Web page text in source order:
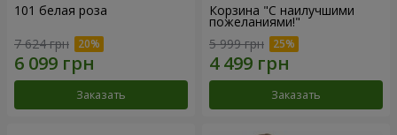
101 белая роза
7 624 грн
Заказать
Корзина "С наилучшими
пожеланиями!"
5 999 грн
Заказать